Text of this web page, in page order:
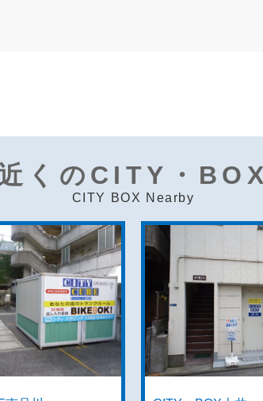
くのCITY・BOX
CITY BOX Nearby